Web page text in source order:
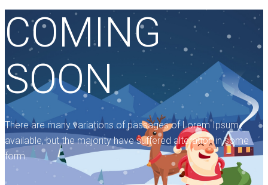
COMING
SOON
There are many variations of passages of Lorem Ipsum
available, but the majority have suffered alteration in some
form.